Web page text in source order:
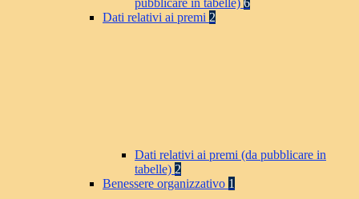
pubblicare in tabelle) 6
Dati relativi ai premi 2
Dati relativi ai premi (da pubblicare in
tabelle) 2
Benessere organizzativo 1